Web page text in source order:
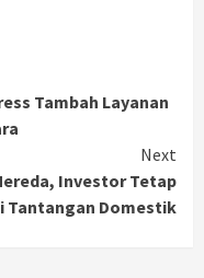
Tambah Layanan
Next
Investor Tetap
Tantangan Domestik